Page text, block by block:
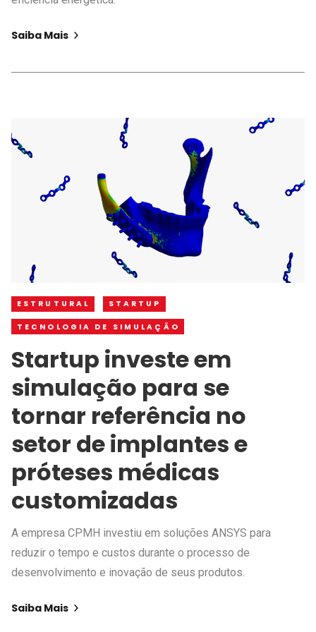
Saiba Mais
ESTRUTURAL STARTUP
TECNOLOGIA DE SIMULAÇÃO
Startup investe em
simulação para se
tornar referência no
setor de implantes e
próteses médicas
customizadas
A empresa CPMH investiu em soluções ANSYS para
reduzir o tempo e custos durante o processo de
desenvolvimento e inovação de seus produtos.
Saiba Mais